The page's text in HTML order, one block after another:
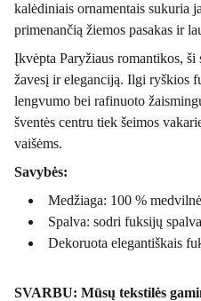
kalėdiniais ornamentais sukuria
primenančią žiemos pasakas ir
Įkvėpta Paryžiaus romantikos,
žavesį ir eleganciją. Ilgi ryškios
lengvumo bei rafinuoto
šventės centru tiek šeimos
vaišėms.
Savybės:
Medžiaga: 100 % medvilnė
Spalva: sodri fuksijų
Dekoruota elegantiškais
SVARBU: Mūsų tekstilės